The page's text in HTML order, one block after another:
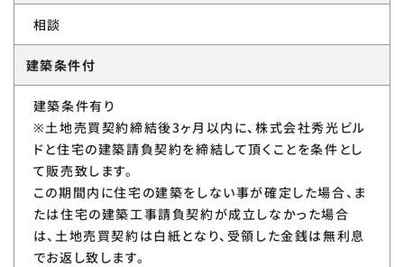
相談
建築条件付
建築条件有り
※土地売買契約締結後3ヶ月以内に、株式会社秀光ビル
ドと住宅の建築請負契約を締結して頂くことを条件とし
て販売致します。
この期間内に住宅の建築をしない事が確定した場合、ま
たは住宅の建築工事請負契約が成立しなかった場合
は、土地売買契約は白紙となり、受領した金銭は無利息
でお返し致します。